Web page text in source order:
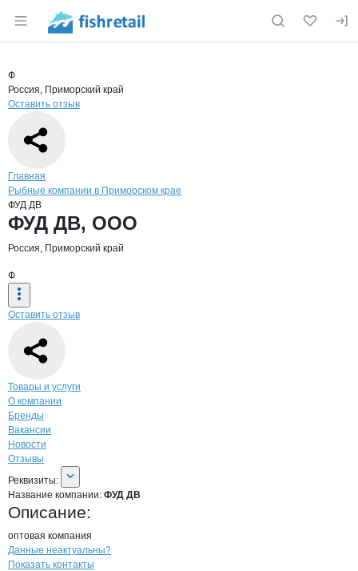
Раздел навигации по сайту fishretail.ru
Страница компании
Страница компании
Краткая информация о компании
Ф
Россия, Приморский край
Оставить отзыв
Навигация по сайту
Главная
Рыбные компании в Приморском крае
ФУД ДВ
Основная информация о компании
ФУД ДВ, ООО
Россия, Приморский край
Ф
Оставить отзыв
Навигация по странице
Товары и услуги
О компании
Бренды
Вакансии
Новости
Отзывы
О компании
Реквизиты
Реквизиты:
Название компании: ФУД ДВ
Описание:
оптовая компания
Контактыкомпании
+7(800)000-00-..
Данные неактуальны?
Показать контакты